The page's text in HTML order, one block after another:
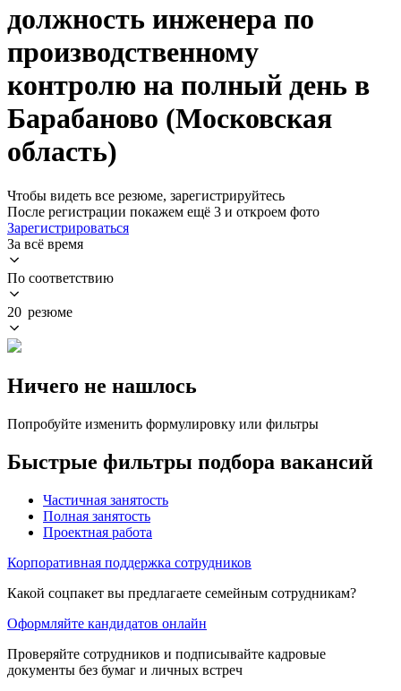
должность инженера по
производственному
контролю на полный день в
Барабаново (Московская
область)
Чтобы видеть все резюме, зарегистрируйтесь
После регистрации покажем ещё 3 и откроем фото
Зарегистрироваться
За всё время
По соответствию
20 резюме
Ничего не нашлось
Попробуйте изменить формулировку или фильтры
Быстрые фильтры подбора вакансий
Частичная занятость
Полная занятость
Проектная работа
Корпоративная поддержка сотрудников
Какой соцпакет вы предлагаете семейным сотрудникам?
Оформляйте кандидатов онлайн
Проверяйте сотрудников и подписывайте кадровые
документы без бумаг и личных встреч